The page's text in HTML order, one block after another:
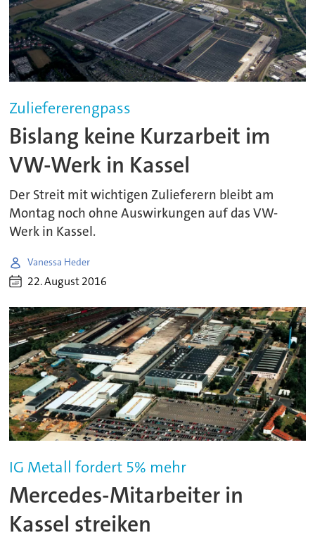
Zuliefererengpass
Bislang keine Kurzarbeit im
VW-Werk in Kassel
Der Streit mit wichtigen Zulieferern bleibt am
Montag noch ohne Auswirkungen auf das VW-
Werk in Kassel.
Vanessa Heder
22. August 2016
IG Metall fordert 5% mehr
Mercedes-Mitarbeiter in
Kassel streiken